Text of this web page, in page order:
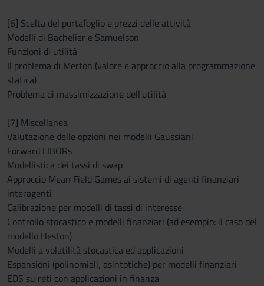
[6] Scelta del portafoglio e prezzi delle attività
Modelli di Bachelier e Samuelson
Funzioni di utilità
Il problema di Merton (valore e approccio alla programmazione
statica)
Problema di massimizzazione dell'utilità
[7] Miscellanea
Valutazione delle opzioni nei modelli Gaussiani
Forward LIBORs
Modellistica dei tassi di swap
Approccio Mean Field Games ai sistemi di agenti finanziari
interagenti
Calibrazione per modelli di tassi di interesse
Controllo stocastico e modelli finanziari (ad esempio: il caso del
modello Heston)
Modelli a volatilità stocastica ed applicazioni
Espansioni (polinomiali, asintotiche) per modelli finanziari
EDS su reti con applicazioni in finanza